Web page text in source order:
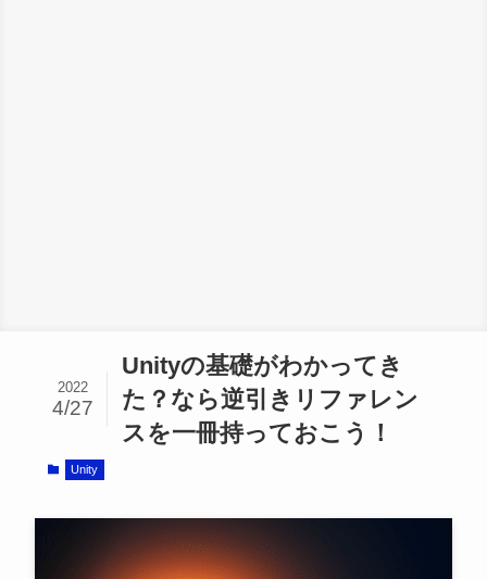
Unityの基礎がわかってき
た？なら逆引きリファレン
スを一冊持っておこう！
2022
4/27
Unity